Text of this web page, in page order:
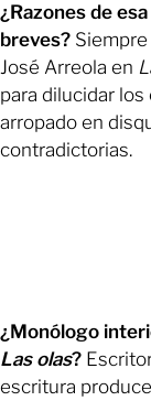
¿Razones de
breves?
José Arreola en
para dilucidar
arropado en
contradictorias.
¿Monólogo
Las olas?
escritura